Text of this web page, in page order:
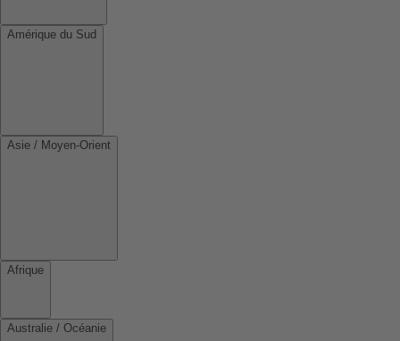
Amérique du Sud
Asie / Moyen-Orient
Afrique
Australie / Océanie